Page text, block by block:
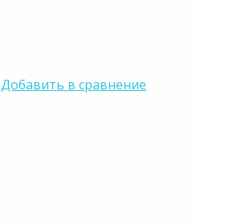
Добавить в сравнение